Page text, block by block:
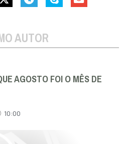
AUTOR
AGOSTO FOI O MÊS DE
10:00